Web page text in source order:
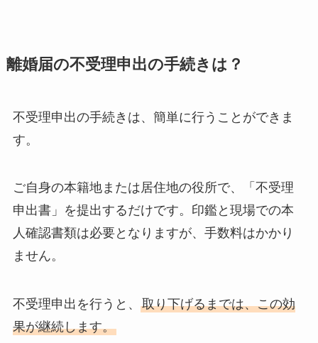
離婚届の不受理申出の手続きは？
不受理申出の手続きは、簡単に行うことができま
す。
ご自身の本籍地または居住地の役所で、「不受理
申出書」を提出するだけです。印鑑と現場での本
人確認書類は必要となりますが、手数料はかかり
ません。
不受理申出を行うと、 取り下げるまでは、この効
果が継続します。